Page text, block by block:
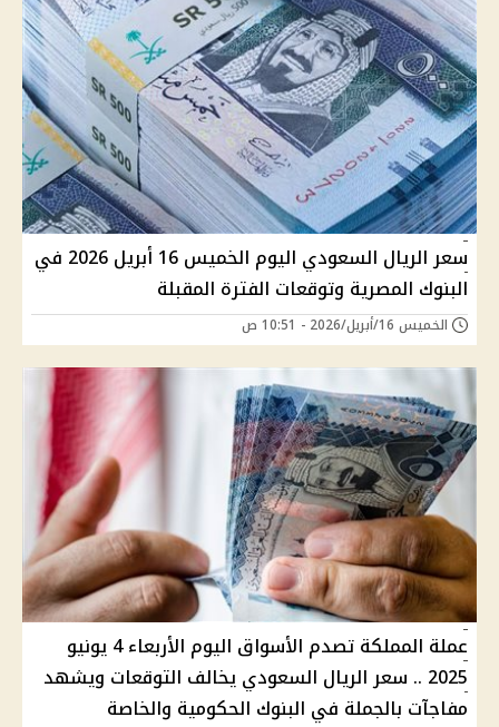
سعر الريال السعودي اليوم الخميس 16 أبريل 2026 في
البنوك المصرية وتوقعات الفترة المقبلة
الخميس 16/أبريل/2026 - 10:51 ص
عملة المملكة تصدم الأسواق اليوم الأربعاء 4 يونيو
2025 .. سعر الريال السعودي يخالف التوقعات ويشهد
مفاجآت بالجملة في البنوك الحكومية والخاصة